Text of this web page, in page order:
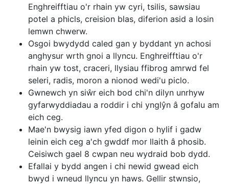
Enghreifftiau o'r rhain yw cyri, tsilis, sawsiau
potel a phicls, creision blas, diferion asid a losin
lemwn chwerw.
Osgoi bwydydd caled gan y byddant yn achosi
anghysur wrth gnoi a llyncu. Enghreifftiau o'r
rhain yw tost, craceri, llysiau ffibrog amrwd fel
seleri, radis, moron a nionod wedi'u piclo.
Gwnewch yn siŵr eich bod chi'n dilyn unrhyw
gyfarwyddiadau a roddir i chi ynglŷn â gofalu am
eich ceg.
Mae'n bwysig iawn yfed digon o hylif i gadw
leinin eich ceg a'ch gwddf mor llaith â phosib.
Ceisiwch gael 8 cwpan neu wydraid bob dydd.
Efallai y bydd angen i chi newid gwead eich
bwyd i wneud llyncu yn haws. Gellir stwnsio,